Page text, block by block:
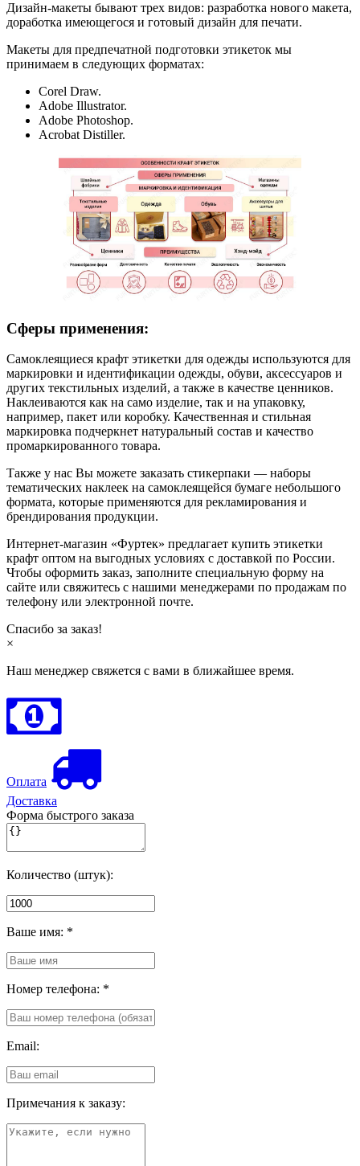
Дизайн-макеты бывают трех видов: разработка нового макета,
доработка имеющегося и готовый дизайн для печати.
Макеты для предпечатной подготовки этикеток мы
принимаем в следующих форматах:
Corel Draw.
Adobe Illustrator.
Adobe Photoshop.
Acrobat Distiller.
Сферы применения:
Самоклеящиеся крафт этикетки для одежды используются для
маркировки и идентификации одежды, обуви, аксессуаров и
других текстильных изделий, а также в качестве ценников.
Наклеиваются как на само изделие, так и на упаковку,
например, пакет или коробку. Качественная и стильная
маркировка подчеркнет натуральный состав и качество
промаркированного товара.
Также у нас Вы можете заказать стикерпаки — наборы
тематических наклеек на самоклеящейся бумаге небольшого
формата, которые применяются для рекламирования и
брендирования продукции.
Интернет-магазин «Фуртек» предлагает купить этикетки
крафт оптом на выгодных условиях с доставкой по России.
Чтобы оформить заказ, заполните специальную форму на
сайте или свяжитесь с нашими менеджерами по продажам по
телефону или электронной почте.
Спасибо за заказ!
×
Наш менеджер свяжется с вами в ближайшее время.
Оплата
Доставка
Форма быстрого заказа
Количество (штук):
Ваше имя: *
Номер телефона: *
Email:
Примечания к заказу: